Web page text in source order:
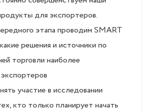
для экспортеров.
этапа проводим SMART
решения и источники по
торговли наиболее
участие в исследовании
кто только планирует начать